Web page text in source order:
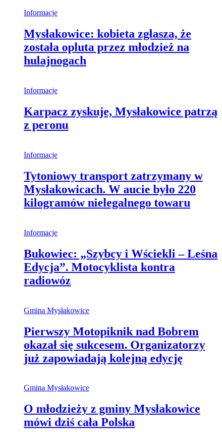
Informacje
Mysłakowice: kobieta zgłasza, że
została opluta przez młodzież na
hulajnogach
Informacje
Karpacz zyskuje, Mysłakowice patrzą
z peronu
Informacje
Tytoniowy transport zatrzymany w
Mysłakowicach. W aucie było 220
kilogramów nielegalnego towaru
Informacje
Bukowiec: „Szybcy i Wściekli – Leśna
Edycja”. Motocyklista kontra
radiowóz
Gmina Mysłakowice
Pierwszy Motopiknik nad Bobrem
okazał się sukcesem. Organizatorzy
już zapowiadają kolejną edycję
Gmina Mysłakowice
O młodzieży z gminy Mysłakowice
mówi dziś cała Polska